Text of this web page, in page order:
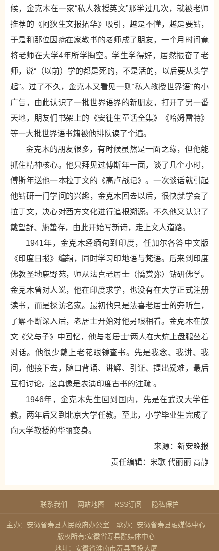
候，金克木在一家“私人教授英文”那学过几次，就被老师
推荐的《阿狄生文报捃华》吸引，越是不懂，越是要钻，
于是和那位因病在家教书的老师成了朋友，一个月时间竟
将老师在大学4年所学掏空。学生学得好，居然振奋了老
师，说“（以前）学的都是死的，不是活的，以后要从头学
起”。过了不久，金克木又看见一则“私人教授世界语”的小
广告，由此认识了一批世界语界的新朋友，打开了另一番
天地，朋友们书架上的《安徒生童话全集》《哈姆雷特》
等一大批世界语书籍被他排队读了个遍。
金克木的朋友很多，有时候虽然是一面之缘，但他能
抓住精神核心。他只拜见过傅斯年一面，谈了几个小时，
傅斯年送他一本拉丁文的《高卢战记》。一次谈话就引起
他钻研一门学问的兴趣，金克木回去以后，很快就学会了
拉丁文，决心对西方文化进行追根溯源。不久他又认识了
戴望舒、施蛰存，由此开始写新诗，走上文人道路。
1941年，金克木经缅甸到印度，任加尔各答中文版
《印度日报》编辑，同时学习印地语与梵语。后来到印度
佛教圣地鹿野苑，师从法喜老居士（憍赏弥）钻研佛学。
金克木曾对人说，他在印度求学，也没有在大学正式注册
读书，而是探访名家。最初他只是法喜老居士的旁听生，
了解不断深入后，老居士开始对他另眼相看。金克木在散
文《父与子》中回忆，他与老居士“两人在大炕上盘腿坐着
对话。他很少戴上老花眼镜查书。先是我念、我讲、我
问，他接下去，随口背诵、讲解、引证、提出疑难，最后
互相讨论。这真像是表演印度古书的注疏”。
1946年，金克木先生回到国内，先是在武汉大学任
教。两年后又到北京大学任教。至此，小学毕业生完成了
向大学教授的华丽变身。
来源：新安晚报
责任编辑：宋歌 代丽丽 高静
联系我们 网站地图 RSS订阅 隐私保护
主办：安徽省寿县人民政府办公室
承办：安徽省寿县融媒体中心
版权所有:安徽省寿县融媒体中心
地址：安徽省淮南市寿县国投大厦